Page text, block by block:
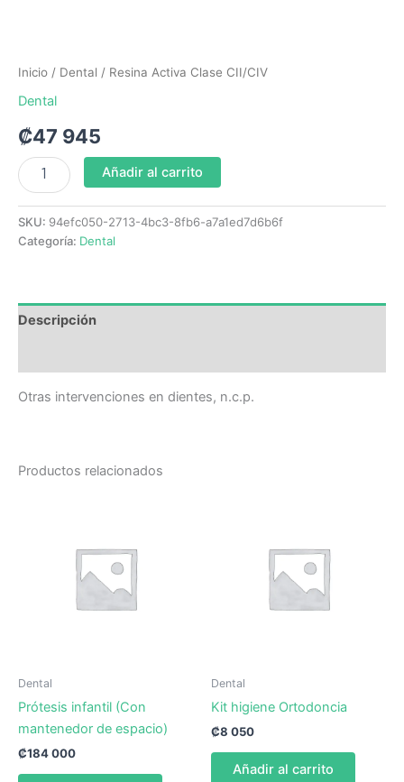
Inicio / Dental / Resina Activa Clase CII/CIV
Dental
₡47 945
Añadir al carrito
SKU: 94efc050-2713-4bc3-8fb6-a7a1ed7d6b6f
Categoría: Dental
Descripción
Otras intervenciones en dientes, n.c.p.
Productos relacionados
Dental
Prótesis infantil (Con
mantenedor de espacio)
₡184 000
Dental
Kit higiene Ortodoncia
₡8 050
Añadir al carrito